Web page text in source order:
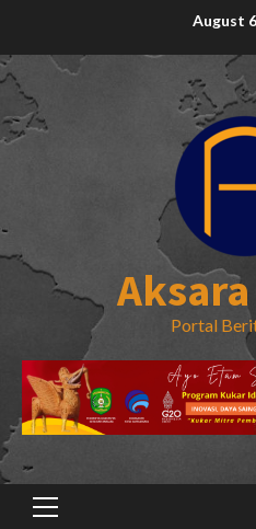
content
August
Portal
Primary